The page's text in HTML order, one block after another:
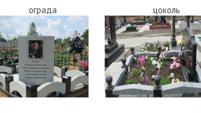
ограда цоколь